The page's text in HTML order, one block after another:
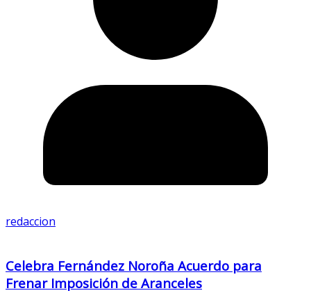
redaccion
Celebra Fernández Noroña Acuerdo para
Frenar Imposición de Aranceles